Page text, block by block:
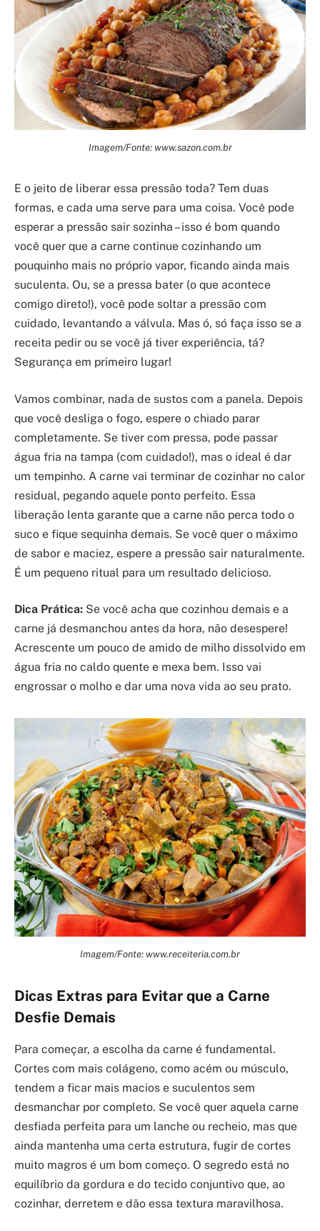
Imagem/Fonte: www.sazon.com.br
E o jeito de liberar essa pressão toda? Tem duas
formas, e cada uma serve para uma coisa. Você pode
esperar a pressão sair sozinha – isso é bom quando
você quer que a carne continue cozinhando um
pouquinho mais no próprio vapor, ficando ainda mais
suculenta. Ou, se a pressa bater (o que acontece
comigo direto!), você pode soltar a pressão com
cuidado, levantando a válvula. Mas ó, só faça isso se a
receita pedir ou se você já tiver experiência, tá?
Segurança em primeiro lugar!
Vamos combinar, nada de sustos com a panela. Depois
que você desliga o fogo, espere o chiado parar
completamente. Se tiver com pressa, pode passar
água fria na tampa (com cuidado!), mas o ideal é dar
um tempinho. A carne vai terminar de cozinhar no calor
residual, pegando aquele ponto perfeito. Essa
liberação lenta garante que a carne não perca todo o
suco e fique sequinha demais. Se você quer o máximo
de sabor e maciez, espere a pressão sair naturalmente.
É um pequeno ritual para um resultado delicioso.
Dica Prática: Se você acha que cozinhou demais e a
carne já desmanchou antes da hora, não desespere!
Acrescente um pouco de amido de milho dissolvido em
água fria no caldo quente e mexa bem. Isso vai
engrossar o molho e dar uma nova vida ao seu prato.
Imagem/Fonte: www.receiteria.com.br
Dicas Extras para Evitar que a Carne
Desfie Demais
Para começar, a escolha da carne é fundamental.
Cortes com mais colágeno, como acém ou músculo,
tendem a ficar mais macios e suculentos sem
desmanchar por completo. Se você quer aquela carne
desfiada perfeita para um lanche ou recheio, mas que
ainda mantenha uma certa estrutura, fugir de cortes
muito magros é um bom começo. O segredo está no
equilíbrio da gordura e do tecido conjuntivo que, ao
cozinhar, derretem e dão essa textura maravilhosa.